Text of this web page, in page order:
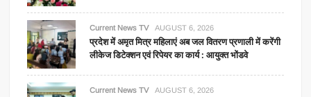
Current News TV AUGUST 6, 2026
प्रदेश में अमृत मित्र महिलाएं अब जल वितरण प्रणाली में करेंगी
लीकेज डिटेक्शन एवं रिपेयर का कार्य : आयुक्त भोंडवे
Current News TV AUGUST 6, 2026